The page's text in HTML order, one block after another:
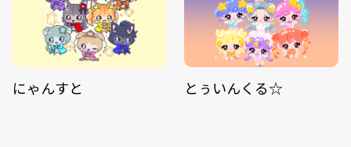
にゃんすと とぅいんくる☆